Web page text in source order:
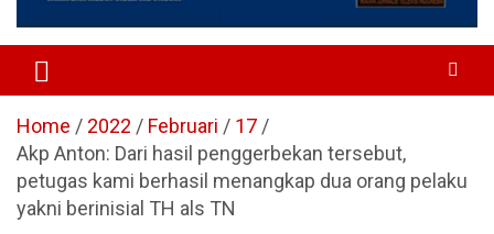
Home 2022 Februari
17
Akp Anton: Dari hasil penggerbekan tersebut,
petugas kami berhasil menangkap dua orang pelaku
yakni berinisial TH als TN